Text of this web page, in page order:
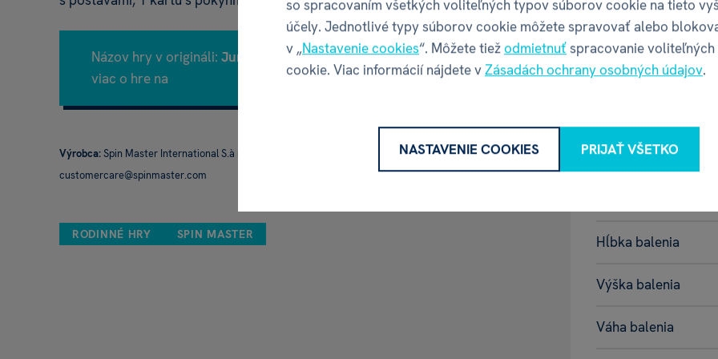
Názov hry v origináli: Jumanji: Jumbo Card Game(prečítajte si
viac o hre na
Boardgamegeek.com)
Výrobca:Spin Master International S.à r.l. Kingsfordweg 151, 1043 GR Amsterdam, Nizozemsko,
customercare@spinmaster.com
RODINNÉ HRY SPIN MASTER
Rok vydania
Vek
Balenie
Hĺbka balenia
Výška balenia
Váha balenia
so spracovaním všetkých voliteľných typov súborov cookie na tieto
účely. Jednotlivé typy súborov cookie môžete spravovať alebo
v „Nastavenie cookies“. Môžete tiežodmietnuťspracovanie
cookie. Viac informácií nájdete vZásadách ochrany osobných údajov.
NASTAVENIE COOKIES PRIJAŤ VŠETKO